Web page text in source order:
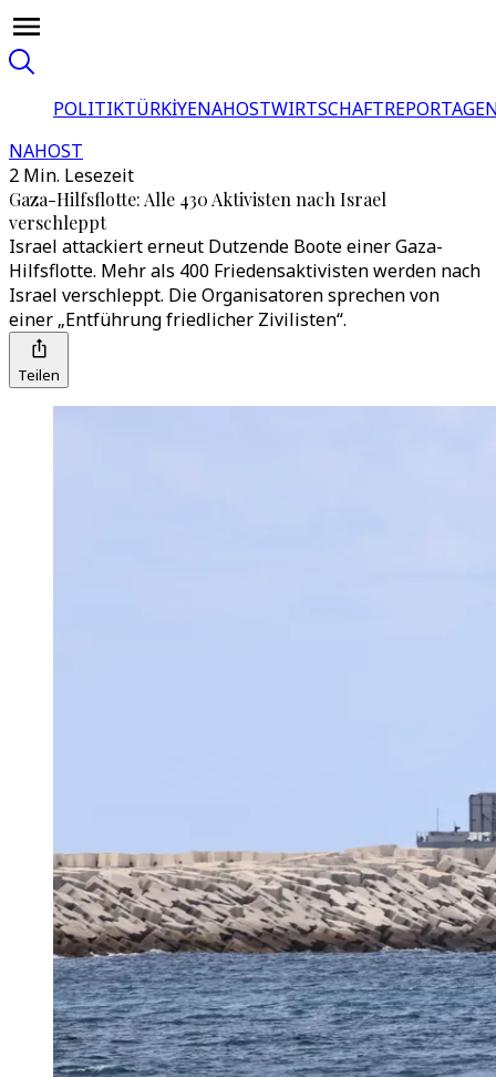
POLITIKTÜRKİYENAHOSTWIRTSCHAFT
NAHOST
2 Min. Lesezeit
Gaza-Hilfsflotte: Alle 430 Aktivisten nach Israel
verschleppt
Israel attackiert erneut Dutzende Boote einer Gaza-
Hilfsflotte. Mehr als 400 Friedensaktivisten werden nach
Israel verschleppt. Die Organisatoren sprechen von
einer „Entführung friedlicher Zivilisten“.
Teilen